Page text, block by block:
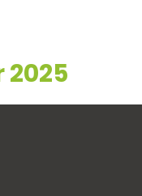
2025